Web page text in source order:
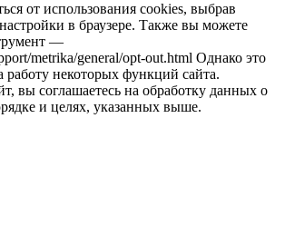
от использования cookies, выбрав
в браузере. Также вы можете
—
metrika/general/opt-out.html Однако это
работу некоторых функций сайта.
вы соглашаетесь на обработку данных о
и целях, указанных выше.